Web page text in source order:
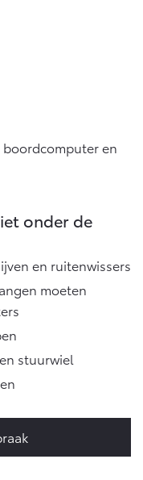
boordcomputer en
onder de
en ruitenwissers
moeten
stuurwiel